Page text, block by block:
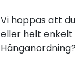
Vi hoppas att
eller helt enkelt
Hänganordning?